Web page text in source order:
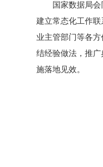
国家数据局
建立常态化工作
业主管部门等各
结经验做法，推
施落地见效。